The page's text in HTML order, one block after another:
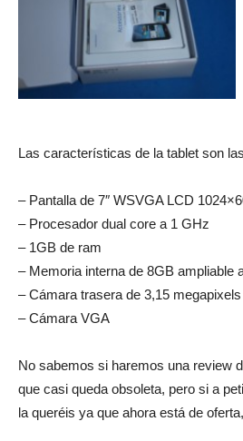
Las características de la tablet son
– Pantalla de 7″ WSVGA LCD
– Procesador dual core a 1 GHz
– 1GB de ram
– Memoria interna de 8GB ampliable
– Cámara trasera de 3,15 megapixels
– Cámara VGA
No sabemos si haremos una review
que casi queda obsoleta, pero si a
la queréis ya que ahora está de